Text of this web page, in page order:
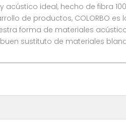
ideal, hecho de fibra
de productos, COLORBO
forma de materiales
sustituto de materiales